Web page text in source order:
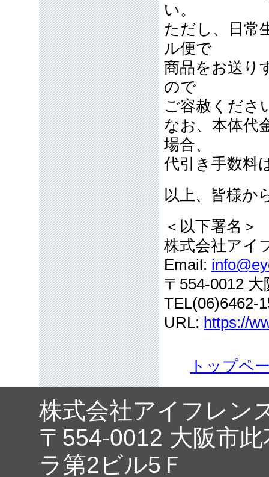
い。
ただし、日常
ル便で
商品をお送り
ので
ご容赦くださ
なお、本体代
場合、
代引き手数料
以上、皆様か
＜以下署名＞
株式会社アイ
Email:
〒554-0012
TEL(06)6462-
URL: https://
トップペ
株式会社アイフレン
〒554-0012 大阪市
ラ第2ビル5Ｆ